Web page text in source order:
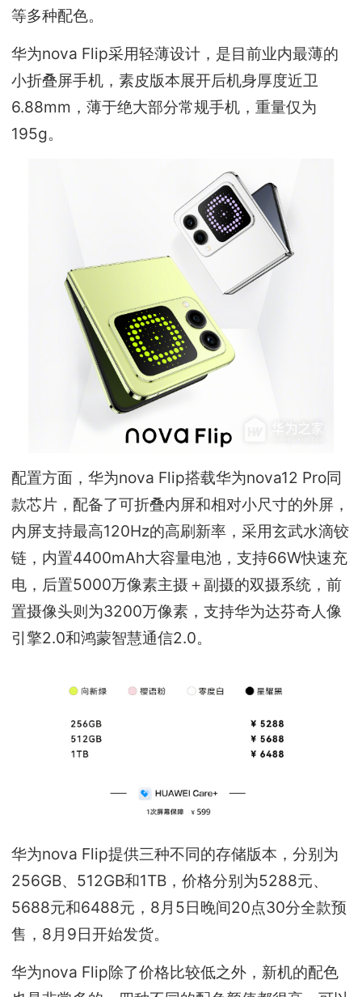
等多种配色。
华为nova Flip采用轻薄设计，是目前业内最薄的
小折叠屏手机，素皮版本展开后机身厚度近卫
6.88mm，薄于绝大部分常规手机，重量仅为
195g。
配置方面，华为nova Flip搭载华为nova12 Pro同
款芯片，配备了可折叠内屏和相对小尺寸的外屏，
内屏支持最高120Hz的高刷新率，采用玄武水滴铰
链，内置4400mAh大容量电池，支持66W快速充
电，后置5000万像素主摄＋副摄的双摄系统，前
置摄像头则为3200万像素，支持华为达芬奇人像
引擎2.0和鸿蒙智慧通信2.0。
华为nova Flip提供三种不同的存储版本，分别为
256GB、512GB和1TB，价格分别为5288元、
5688元和6488元，8月5日晚间20点30分全款预
售，8月9日开始发货。
华为nova Flip除了价格比较低之外，新机的配色